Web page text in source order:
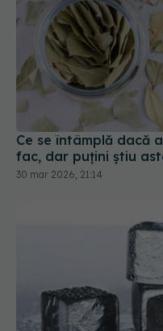
Ce se întâmplă dacă
fac, dar puțini știu
30 mar 2026, 21:14